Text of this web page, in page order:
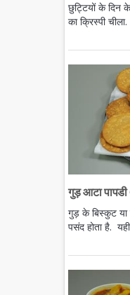
छुट्टियों के दिन
का क्रिस्पी
गुड़ आटा
गुड़ के बिस्कुट या
पसंद होता है.